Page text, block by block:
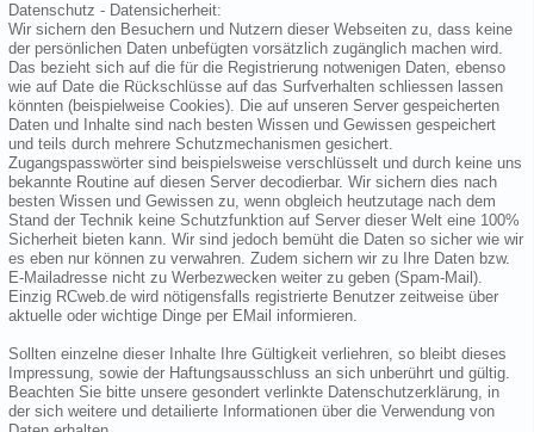
Datenschutz - Datensicherheit:
Wir sichern den Besuchern und Nutzern dieser Webseiten zu, dass keine
der persönlichen Daten unbefügten vorsätzlich zugänglich machen wird.
Das bezieht sich auf die für die Registrierung notwenigen Daten, ebenso
wie auf Date die Rückschlüsse auf das Surfverhalten schliessen lassen
könnten (beispielweise Cookies). Die auf unseren Server gespeicherten
Daten und Inhalte sind nach besten Wissen und Gewissen gespeichert
und teils durch mehrere Schutzmechanismen gesichert.
Zugangspasswörter sind beispielsweise verschlüsselt und durch keine uns
bekannte Routine auf diesen Server decodierbar. Wir sichern dies nach
besten Wissen und Gewissen zu, wenn obgleich heutzutage nach dem
Stand der Technik keine Schutzfunktion auf Server dieser Welt eine 100%
Sicherheit bieten kann. Wir sind jedoch bemüht die Daten so sicher wie wir
es eben nur können zu verwahren. Zudem sichern wir zu Ihre Daten bzw.
E-Mailadresse nicht zu Werbezwecken weiter zu geben (Spam-Mail).
Einzig RCweb.de wird nötigensfalls registrierte Benutzer zeitweise über
aktuelle oder wichtige Dinge per EMail informieren.
Sollten einzelne dieser Inhalte Ihre Gültigkeit verliehren, so bleibt dieses
Impressung, sowie der Haftungsausschluss an sich unberührt und gültig.
Beachten Sie bitte unsere gesondert verlinkte Datenschutzerklärung, in
der sich weitere und detailierte Informationen über die Verwendung von